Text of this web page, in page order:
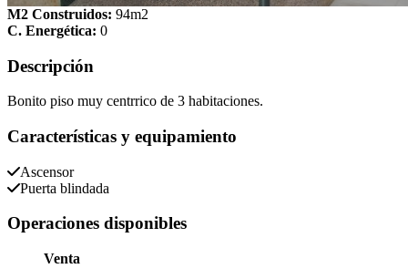
M2 Construidos: 94m2
C. Energética: 0
Descripción
Bonito piso muy centrrico de 3 habitaciones.
Características y equipamiento
Ascensor
Puerta blindada
Operaciones disponibles
Venta